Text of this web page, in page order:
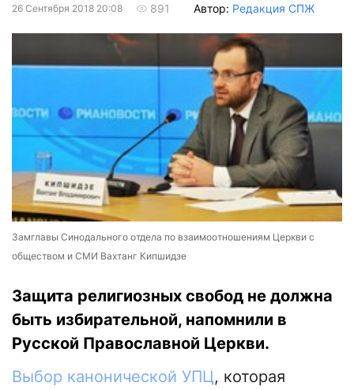
26 Сентября 2018 20:08 891 Автор: Редакция СПЖ
Замглавы Синодального отдела по взаимоотношениям Церкви с
обществом и СМИ Вахтанг Кипшидзе
Защита религиозных свобод не должна
быть избирательной, напомнили в
Русской Православной Церкви.
Выбор канонической УПЦ, которая